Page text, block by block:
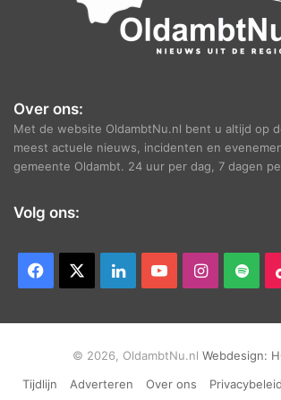
Over ons:
Met de website OldambtNu.nl bent u altijd op
meest actuele nieuws, incidenten en
gemeente Oldambt. 24 uur per dag, 7 dagen
Volg ons:
Facebook LinkedInYouTube
© 2026, OldambtNu.nl Webdesign:
Tijdlijn
Adverteren Over ons Privacybeleid